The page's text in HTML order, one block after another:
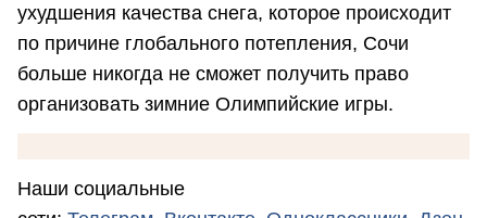
ухудшения качества снега, которое происходит
по причине глобального потепления, Сочи
больше никогда не сможет получить право
организовать зимние Олимпийские игры.
Наши социальные